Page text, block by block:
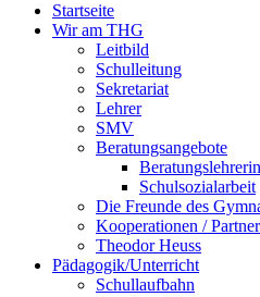
Startseite
Wir am THG
Leitbild
Schulleitung
Sekretariat
Lehrer
SMV
Beratungsangebote
Beratungslehrerin
Schulsozialarbeit
Die Freunde des
Kooperationen /
Theodor Heuss
Pädagogik/Unterricht
Schullaufbahn